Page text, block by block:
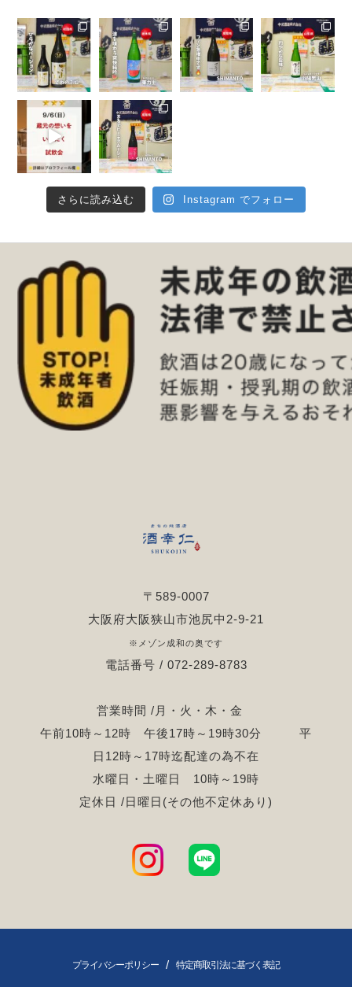
さらに読み込む Instagram でフォロー
〒589-0007
大阪府大阪狭山市池尻中2-9-21
※メゾン成和の奥です
電話番号 / 072-289-8783
営業時間 /月・火・木・金
午前10時～12時 午後17時～19時30分 平
日12時～17時迄配達の為不在
水曜日・土曜日 10時～19時
定休日 /日曜日(その他不定休あり)
プライバシーポリシー / 特定商取引法に基づく表記